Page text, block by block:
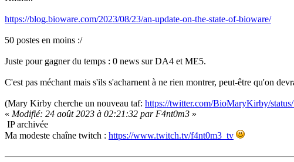
https://blog.bioware.com/2023/08/23/an-update-on-the-state-of-bioware/
50 postes en moins :/
Juste pour gagner du temps : 0 news sur DA4 et ME5.
C'est pas méchant mais s'ils s'acharnent à ne rien montrer, peut-être qu'on
(Mary Kirby cherche un nouveau taf: https://twitter.com/BioMaryKirby/
« Modifié: 24 août 2023 à 02:21:32 par F4nt0m3 »
IP archivée
Ma modeste chaîne twitch : https://www.twitch.tv/f4nt0m3_tv